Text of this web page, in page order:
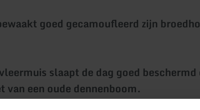
goed gecamoufleerd zijn
slaapt de dag goed beschermd
van een oude dennenboom.